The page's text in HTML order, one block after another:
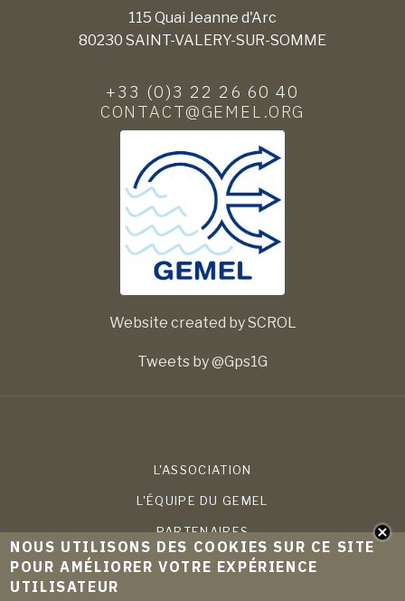
115 Quai Jeanne d'Arc
80230 SAINT-VALERY-SUR-SOMME
+33 (0)3 22 26 60 40
CONTACT@GEMEL.ORG
Website created by SCROL
Tweets by @Gps1G
L'ASSOCIATION
L'ÉQUIPE DU GEMEL
PARTENAIRES
COMPÉTENCES
NOUS UTILISONS DES COOKIES SUR CE SITE
POUR AMÉLIORER VOTRE EXPÉRIENCE
UTILISATEUR